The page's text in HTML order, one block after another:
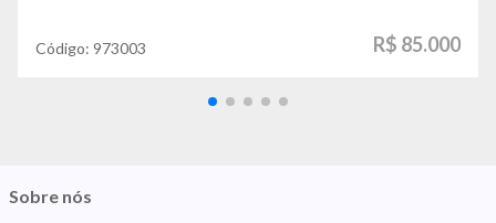
Código: 973003 R$ 85.000
Sobre nós